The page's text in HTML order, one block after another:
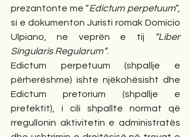
prezantonte me “Edictum perpetuum”,
si e dokumenton Juristi romak Domicio
Ulpiano, ne veprën e tij
“Liber
Singularis Regularum”.
Edictum perpetuum (shpallje e
përherëshme) ishte njëkohësisht dhe
Edictum pretorium (shpallje e
prefektit), i cili shpallte normat që
rregullonin aktivitetin e administratës